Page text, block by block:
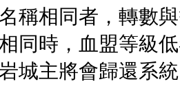
稱相同者，轉數
同時，血盟等級
城主將會歸還系